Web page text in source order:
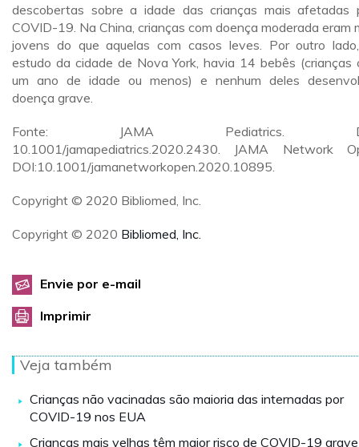
descobertas sobre a idade das crianças mais afetadas
COVID-19. Na China, crianças com doença moderada eram
jovens do que aquelas com casos leves. Por outro
estudo da cidade de Nova York, havia 14 bebês (crianças
um ano de idade ou menos) e nenhum deles
doença grave.
Fonte: JAMA Pediatrics.
10.1001/jamapediatrics.2020.2430. JAMA Network
DOI:10.1001/jamanetworkopen.2020.10895.
Copyright © 2020 Bibliomed, Inc.
Copyright © 2020 Bibliomed, Inc.
Envie por e-mail
Imprimir
Veja também
Crianças não vacinadas são maioria das internadas por
COVID-19 nos EUA
Crianças mais velhas têm maior risco de COVID-19 grave